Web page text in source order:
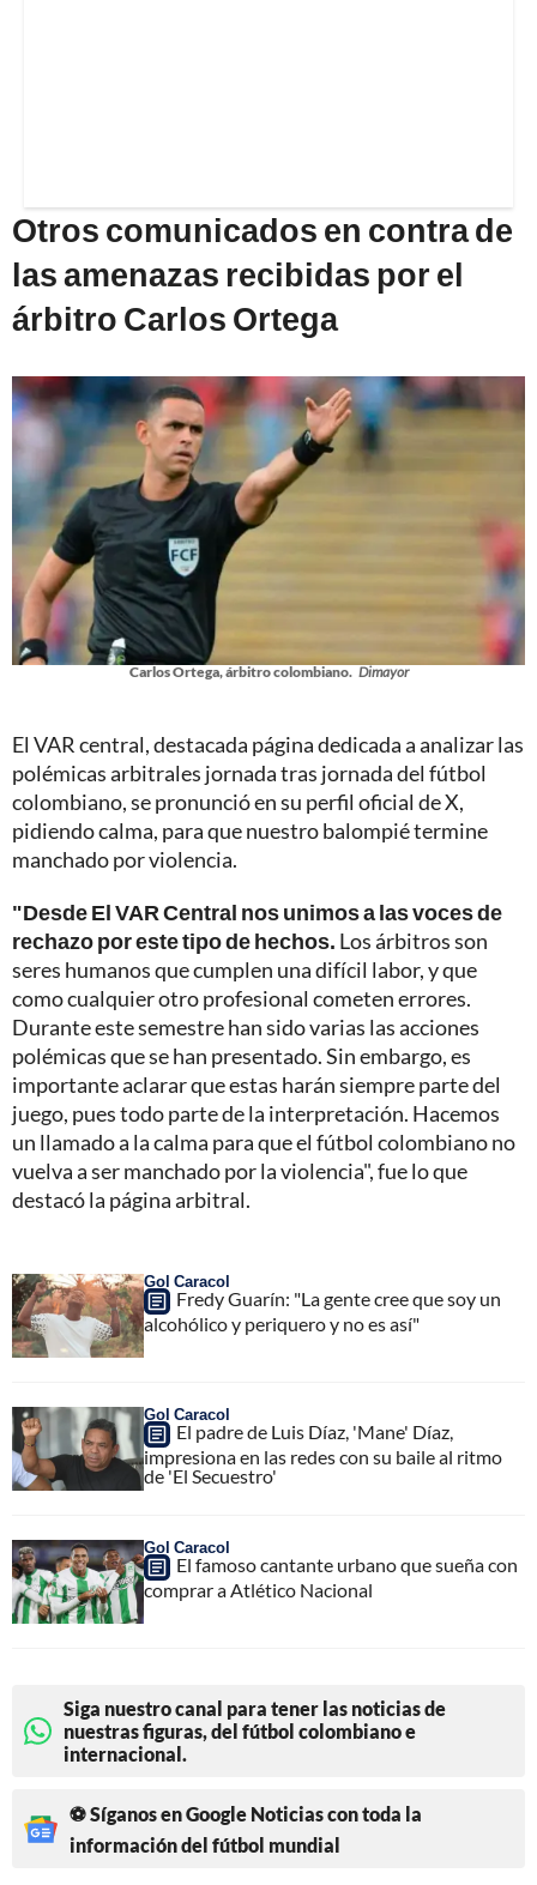
Otros comunicados en contra de
las amenazas recibidas por el
árbitro Carlos Ortega
Carlos Ortega, árbitro colombiano. Dimayor
El VAR central, destacada página dedicada a analizar las
polémicas arbitrales jornada tras jornada del fútbol
colombiano, se pronunció en su perfil oficial de X,
pidiendo calma, para que nuestro balompié termine
manchado por violencia.
"Desde El VAR Central nos unimos a las voces de
rechazo por este tipo de hechos. Los árbitros son
seres humanos que cumplen una difícil labor, y que
como cualquier otro profesional cometen errores.
Durante este semestre han sido varias las acciones
polémicas que se han presentado. Sin embargo, es
importante aclarar que estas harán siempre parte del
juego, pues todo parte de la interpretación. Hacemos
un llamado a la calma para que el fútbol colombiano no
vuelva a ser manchado por la violencia", fue lo que
destacó la página arbitral.
Gol Caracol
Fredy Guarín: "La gente cree que soy un
alcohólico y periquero y no es así"
Gol Caracol
El padre de Luis Díaz, 'Mane' Díaz,
impresiona en las redes con su baile al ritmo
de 'El Secuestro'
Gol Caracol
El famoso cantante urbano que sueña con
comprar a Atlético Nacional
Siga nuestro canal para tener las noticias de
nuestras figuras, del fútbol colombiano e
internacional.
⚽ Síganos en Google Noticias con toda la
información del fútbol mundial